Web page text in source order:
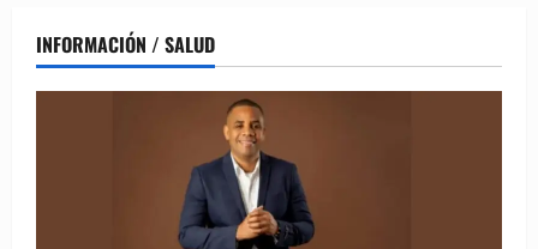
INFORMACIÓN / SALUD